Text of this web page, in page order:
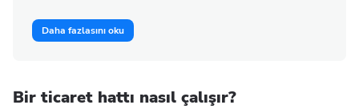
Daha fazlasını oku
Bir ticaret hattı nasıl çalışır?